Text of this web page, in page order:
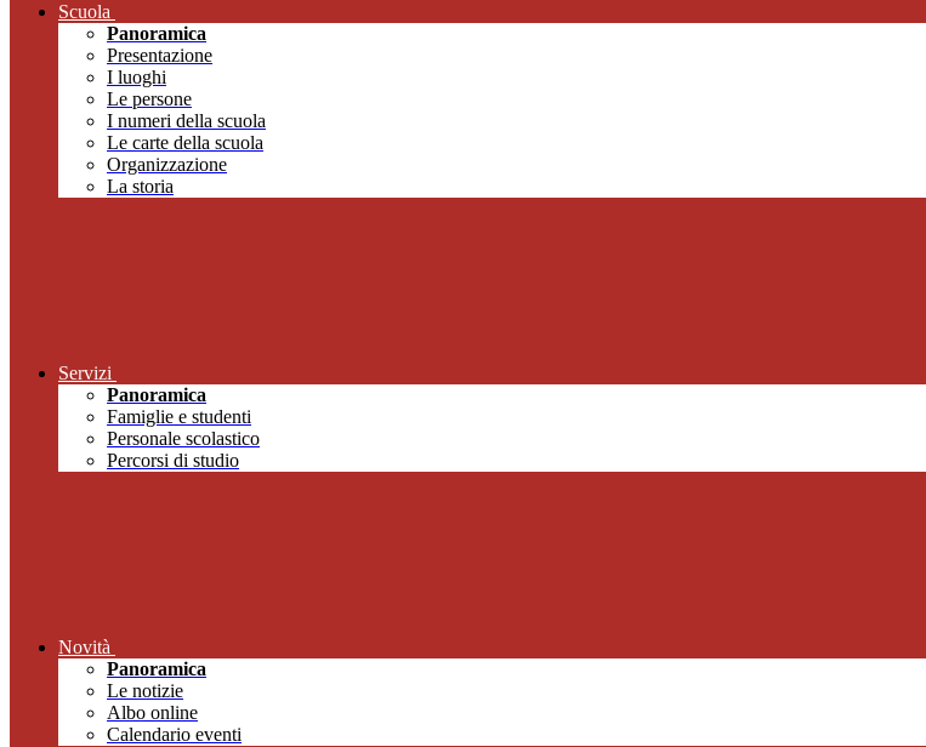
Scuola
Panoramica
Presentazione
I luoghi
Le persone
I numeri della scuola
Le carte della scuola
Organizzazione
La storia
Servizi
Panoramica
Famiglie e studenti
Personale scolastico
Percorsi di studio
Novità
Panoramica
Le notizie
Albo online
Calendario eventi